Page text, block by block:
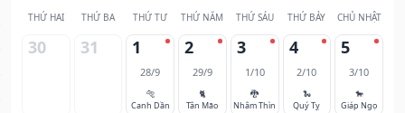
THỨ HAI THỨ BA THỨ TƯ THỨ NĂM THỨ SÁU THỨ BẢY CHỦ NHẬT
30 31 1
28/9
🐅
Canh Dần
2
29/9
🐈
Tân Mão
3
1/10
🐉
Nhâm Thìn
4
2/10
🐍
Quý Tỵ
5
3/10
🐎
Giáp Ngọ